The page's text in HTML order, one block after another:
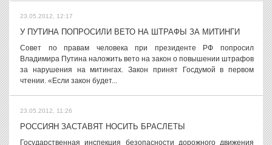
23.05.2012, 12:17
У ПУТИНА ПОПРОСИЛИ ВЕТО НА ШТРАФЫ ЗА МИТИНГИ
Совет по правам человека при президенте РФ попросил
Владимира Путина наложить вето на закон о повышении штрафов
за нарушения на митингах. Закон принят Госдумой в первом
чтении. «Если закон будет...
23.05.2012, 11:26
РОССИЯН ЗАСТАВЯТ НОСИТЬ БРАСЛЕТЫ
Государственная инспекция безопасности дорожного движения